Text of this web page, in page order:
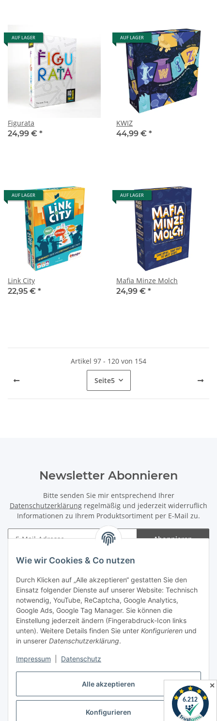
Alle akzeptieren
Konfigurieren
Wie wir Cookies & Co nutzen
Durch Klicken auf „Alle akzeptieren“ gestatten Sie den
Einsatz folgender Dienste auf unserer Website: Technisch
notwendig, YouTube, ReCaptcha, Google Analytics,
Google Ads, Google Tag Manager. Sie können die
Einstellung jederzeit ändern (Fingerabdruck-Icon links
unten). Weitere Details finden Sie unter Konfigurieren und
in unserer Datenschutzerklärung.
Impressum Datenschutz
AUF LAGER
Figurata
24,99 € *
AUF LAGER
KWIZ
44,99 € *
AUF LAGER
Link City
22,95 € *
AUF LAGER
Mafia Minze Molch
24,99 € *
Artikel 97 - 120 von 154
Seite5
Newsletter Abonnieren
Bitte senden Sie mir entsprechend Ihrer
Datenschutzerklärung regelmäßig und jederzeit widerruflich
Informationen zu Ihrem Produktsortiment per E-Mail zu.
Abonnieren
Gesetzliche Informationen
Spieletreffs in Jülich & Umgebung
✕